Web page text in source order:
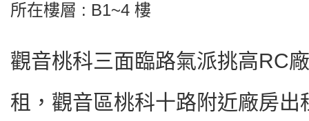
所在樓層 : B1~4 樓
觀音桃科三面臨路氣派挑高RC
租，觀音區桃科十路附近廠房出